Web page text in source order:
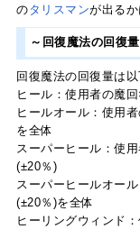
のタリスマンが出るか
～回復魔法の回復
回復魔法の回復量は
ヒール：使用者の魔
ヒールオール：使用
を全体
スーパーヒール：使
(±20％)
スーパーヒールオー
(±20％)を全体
ヒーリングウィンド